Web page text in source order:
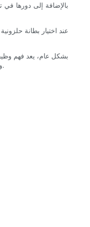
بالإضافة إلى دورها
عند اختيار بطانة
بشكل عام، يعد فهم
وتقليل تكاليف الصيانة، وإنشاء بيئة عمل أكثر هدوءًا وكفاءة. قد تكون بطانات الحلزونية عبارة عن مكونات صغيرة في نظام المضخة، ولكن لا ينبغي التقليل من تأثيرها على الكفاءة والأداء العام للنظام.